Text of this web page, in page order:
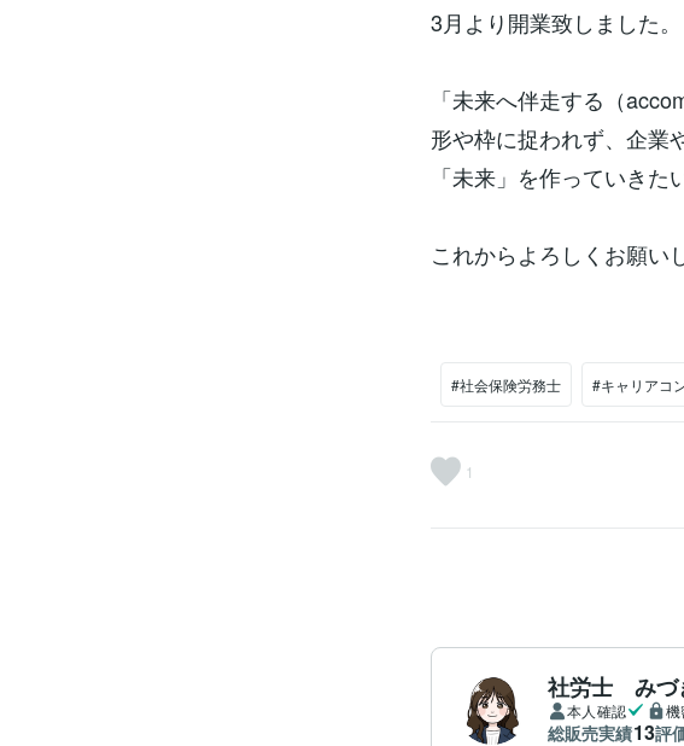
3月より開業致しました。
「未来へ伴走する（
形や枠に捉われず、企業
「未来」を作っていきた
これからよろしくお願い
#社会保険労務士 #キャリアコ
1
社労士 みづ
本人確認
総販売実績13評